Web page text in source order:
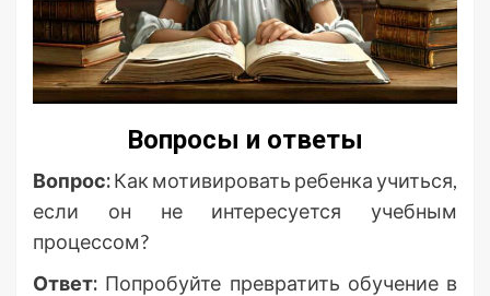
Вопросы и ответы
Вопрос:Как мотивировать ребенка учиться,
если он не интересуется учебным
процессом?
Ответ: Попробуйте превратить обучение в